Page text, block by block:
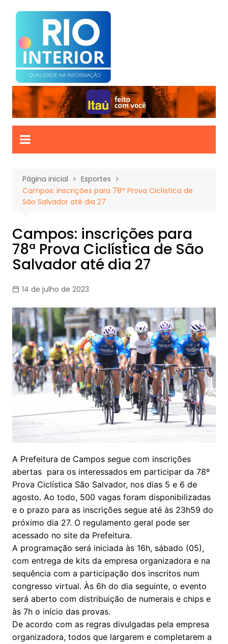
para
conteúdo
Página inicial
Esportes
Campos: inscrições para 78ª Prova Ciclística de
São Salvador até dia 27
Campos: inscrições para
78ª Prova Ciclística de São
Salvador até dia 27
14 de julho de 2023
A Prefeitura de Campos segue com inscrições
abertas para os interessados em participar da 78º
Prova Ciclística São Salvador, nos dias 5 e 6 de
agosto. Ao todo, 500 vagas foram disponibilizadas
e o prazo para as inscrições segue até às 23h59 do
próximo dia 27. O regulamento geral pode ser
acessado no site da Prefeitura.
A programação será iniciada às 16h, sábado (05),
com entrega de kits da empresa organizadora e na
sequência com a participação dos inscritos num
congresso virtual. Às 6h do dia seguinte, o evento
será aberto com distribuição de numerais e chips e
às 7h o início das provas.
De acordo com as regras divulgadas pela empresa
organizadora, todos que largarem e completarem a